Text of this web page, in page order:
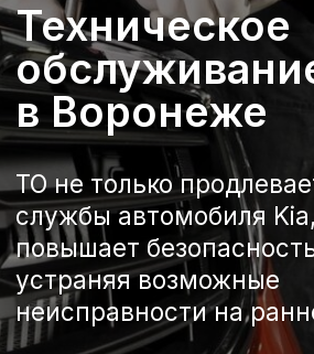
ТО не только продлевает срок
службы автомобиля Kia, но и
повышает безопасность на дороге,
устраняя возможные
неисправности на ранней стадии.
Записаться на сервис